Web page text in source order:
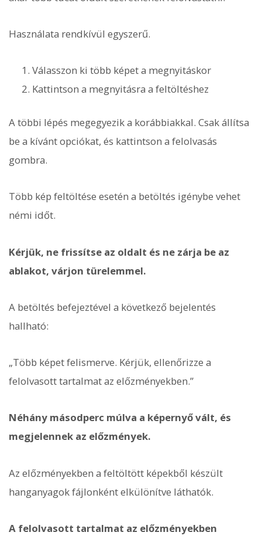
Használata rendkívül egyszerű.
Válasszon ki több képet a megnyitáskor
Kattintson a megnyitásra a feltöltéshez
A többi lépés megegyezik a korábbiakkal. Csak állítsa
be a kívánt opciókat, és kattintson a felolvasás
gombra.
Több kép feltöltése esetén a betöltés igénybe vehet
némi időt.
Kérjük, ne frissítse az oldalt és ne zárja be az
ablakot, várjon türelemmel.
A betöltés befejeztével a következő bejelentés
hallható:
„Több képet felismerve. Kérjük, ellenőrizze a
felolvasott tartalmat az előzményekben.”
Néhány másodperc múlva a képernyő vált, és
megjelennek az előzmények.
Az előzményekben a feltöltött képekből készült
hanganyagok fájlonként elkülönítve láthatók.
A felolvasott tartalmat az előzményekben